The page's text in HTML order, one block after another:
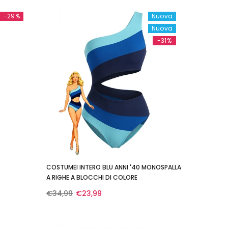
-29%
Nuova
Nuova
-31%
COSTUMEI INTERO BLU ANNI '40 MONOSPALLA
A RIGHE A BLOCCHI DI COLORE
€34,99 €23,99